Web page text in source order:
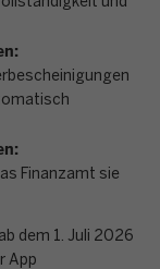
und
Finanzamt sie
dem 1. Juli 2026
App